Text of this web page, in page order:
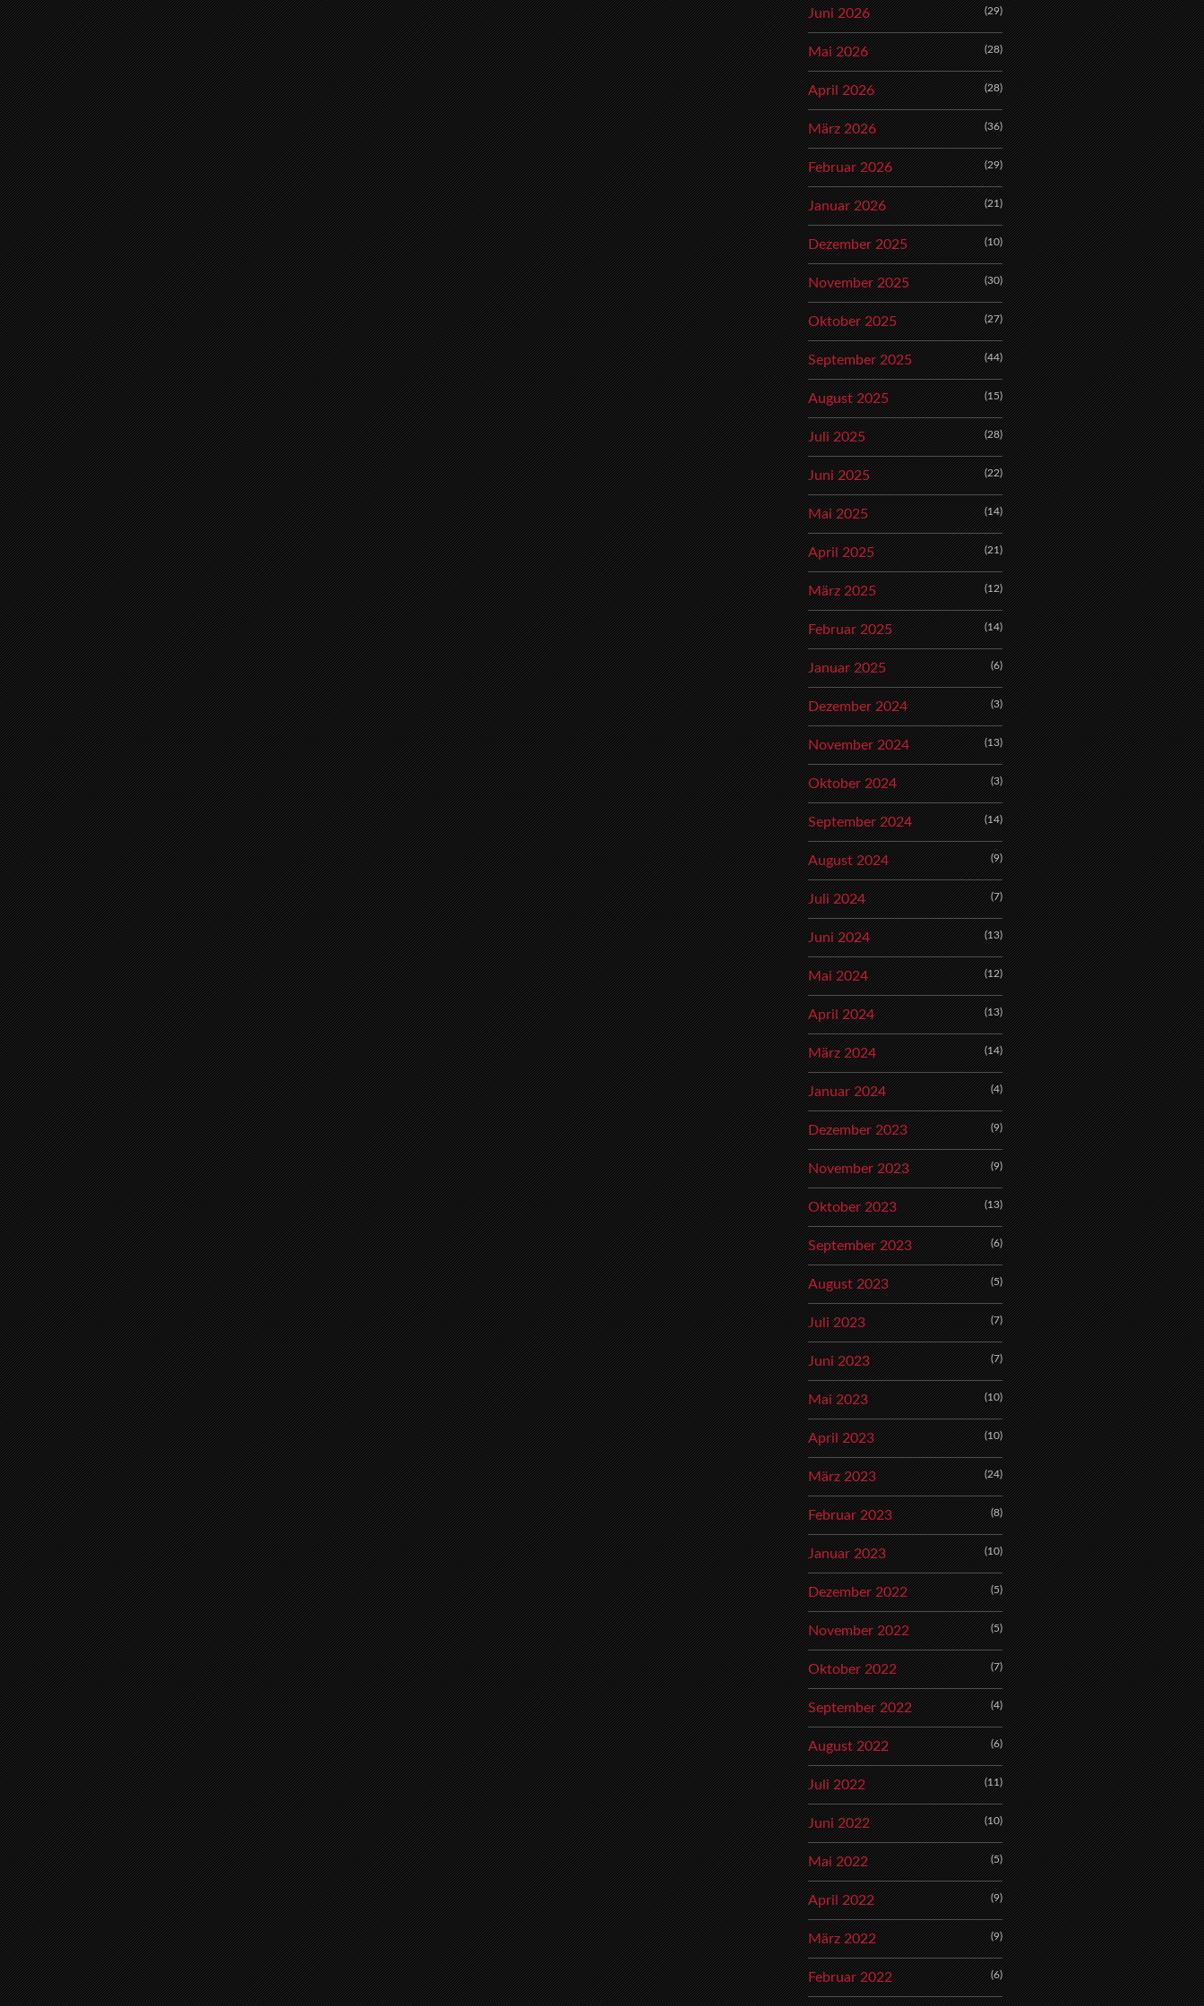
Juni 2026 (29)
Mai 2026 (28)
April 2026 (28)
März 2026 (36)
Februar 2026 (29)
Januar 2026 (21)
Dezember 2025 (10)
November 2025 (30)
Oktober 2025 (27)
September 2025 (44)
August 2025 (15)
Juli 2025 (28)
Juni 2025 (22)
Mai 2025 (14)
April 2025 (21)
März 2025 (12)
Februar 2025 (14)
Januar 2025 (6)
Dezember 2024 (3)
November 2024 (13)
Oktober 2024 (3)
September 2024 (14)
August 2024 (9)
Juli 2024 (7)
Juni 2024 (13)
Mai 2024 (12)
April 2024 (13)
März 2024 (14)
Januar 2024 (4)
Dezember 2023 (9)
November 2023 (9)
Oktober 2023 (13)
September 2023 (6)
August 2023 (5)
Juli 2023 (7)
Juni 2023 (7)
Mai 2023 (10)
April 2023 (10)
März 2023 (24)
Februar 2023 (8)
Januar 2023 (10)
Dezember 2022 (5)
November 2022 (5)
Oktober 2022 (7)
September 2022 (4)
August 2022 (6)
Juli 2022 (11)
Juni 2022 (10)
Mai 2022 (5)
April 2022 (9)
März 2022 (9)
Februar 2022 (6)